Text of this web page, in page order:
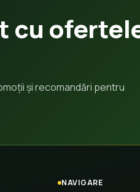
cu
și recomandări pentru
NAVIGARE